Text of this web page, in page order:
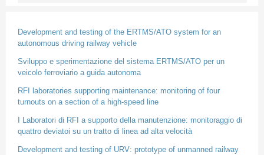
Development and testing of the ERTMS/ATO system for an
autonomous driving railway vehicle
Sviluppo e sperimentazione del sistema ERTMS/ATO per un
veicolo ferroviario a guida autonoma
RFI laboratories supporting maintenance: monitoring of four
turnouts on a section of a high-speed line
I Laboratori di RFI a supporto della manutenzione: monitoraggio di
quattro deviatoi su un tratto di linea ad alta velocità
Development and testing of URV: prototype of unmanned railway